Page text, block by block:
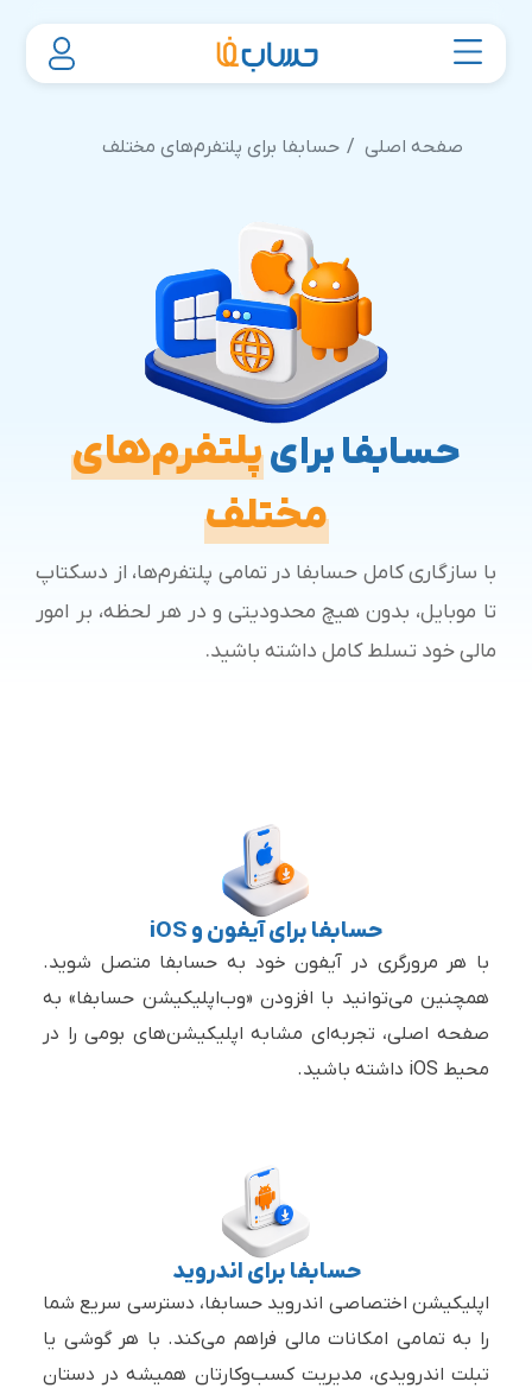
صفحه اصلی حسابفا برای پلتفرم‌های مختلف
حسابفا برایپلتفرم‌های
مختلف
با سازگاری کامل حسابفا در تمامی پلتفرم‌ها، از دسکتاپ
تا موبایل، بدون هیچ محدودیتی و در هر لحظه، بر امور
مالی خود تسلط کامل داشته باشید.
حسابفا برای آیفون و iOS
با هر مرورگری در آیفون خود به حسابفا متصل شوید.
همچنین می‌توانید با افزودن «وب‌اپلیکیشن حسابفا» به
صفحه اصلی، تجربه‌ای مشابه اپلیکیشن‌های بومی را در
محیط iOS داشته باشید.
حسابفا برای اندروید
اپلیکیشن اختصاصی اندروید حسابفا، دسترسی سریع شما
را به تمامی امکانات مالی فراهم می‌کند. با هر گوشی یا
تبلت اندرویدی، مدیریت کسب‌وکارتان همیشه در دستان